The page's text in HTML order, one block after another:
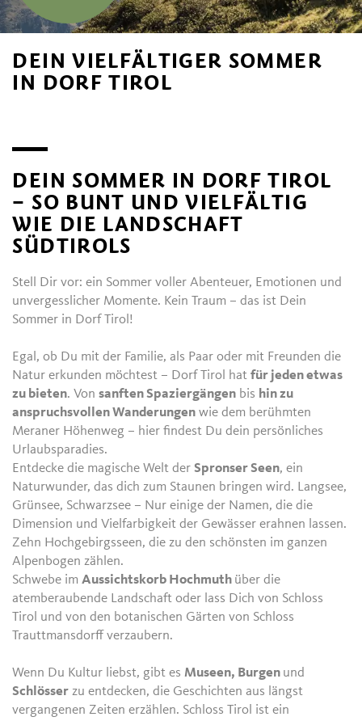
DEIN VIELFÄLTIGER SOMMER
IN DORF TIROL
DEIN SOMMER IN DORF TIROL
– SO BUNT UND VIELFÄLTIG
WIE DIE LANDSCHAFT
SÜDTIROLS
Stell Dir vor: ein Sommer voller Abenteuer, Emotionen und
unvergesslicher Momente. Kein Traum – das ist Dein
Sommer in Dorf Tirol!
Egal, ob Du mit der Familie, als Paar oder mit Freunden die
Natur erkunden möchtest – Dorf Tirol hatfür jeden etwas
zu bieten. Vonsanften Spaziergängen bis hin zu
anspruchsvollen Wanderungen wie dem berühmten
Meraner Höhenweg – hier findest Du dein persönliches
Urlaubsparadies.
Entdecke die magische Welt derSpronser Seen, ein
Naturwunder, das dich zum Staunen bringen wird. Langsee,
Grünsee, Schwarzsee – Nur einige der Namen, die die
Dimension und Vielfarbigkeit der Gewässer erahnen lassen.
Zehn Hochgebirgsseen, die zu den schönsten im ganzen
Alpenbogen zählen.
Schwebe imAussichtskorb Hochmuth über die
atemberaubende Landschaft oder lass Dich von Schloss
Tirol und von den botanischen Gärten von Schloss
Trauttmansdorff verzaubern.
Wenn Du Kultur liebst, gibt esMuseen, Burgen und
Schlösser zu entdecken, die Geschichten aus längst
vergangenen Zeiten erzählen. Schloss Tirol ist ein